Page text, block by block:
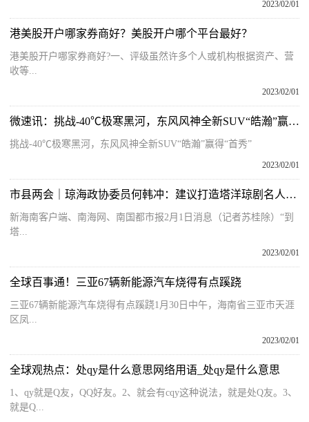
2023/02/01
港美股开户哪家券商好？美股开户哪个平台最好？
港美股开户哪家券商好?一、评级虽然许多个人或机构根据资产、营
收等...
2023/02/01
微速讯：挑战-40℃极寒黑河，东风风神全新SUV“皓瀚”赢得“首秀”
挑战-40℃极寒黑河，东风风神全新SUV“皓瀚”赢得“首秀”
2023/02/01
市县两会｜琼海政协委员何韩冲：建议打造塔洋琼剧名人小镇
新海南客户端、南海网、南国都市报2月1日消息（记者苏桂除）“到
塔...
2023/02/01
全球百事通！三亚67辆新能源汽车烧得有点蹊跷
三亚67辆新能源汽车烧得有点蹊跷1月30日中午，海南省三亚市天涯
区凤...
2023/02/01
全球观热点：处qy是什么意思网络用语_处qy是什么意思
1、qy就是Q友，QQ好友。2、就会有cqy这种说法，就是处Q友。3、
就是Q...